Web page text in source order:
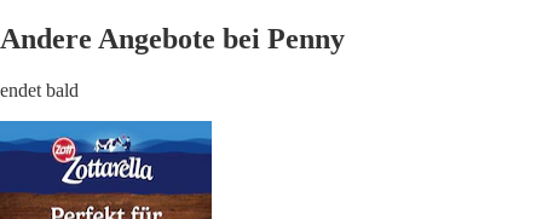
Andere Angebote bei Penny
endet bald